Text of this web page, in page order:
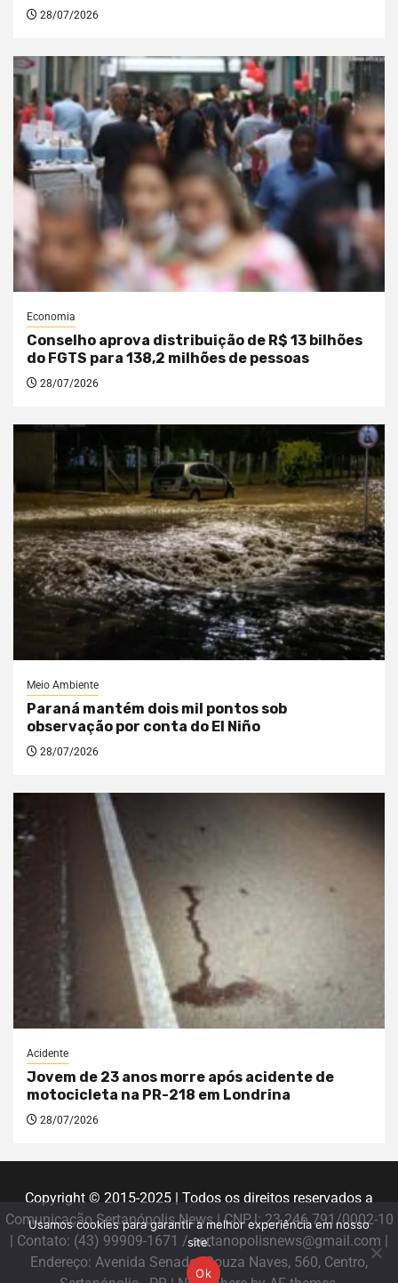
28/07/2026
Economia
Conselho aprova distribuição de R$ 13 bilhões
do FGTS para 138,2 milhões de pessoas
28/07/2026
Meio Ambiente
Paraná mantém dois mil pontos sob
observação por conta do El Niño
28/07/2026
Acidente
Jovem de 23 anos morre após acidente de
motocicleta na PR-218 em Londrina
28/07/2026
Copyright © 2015-2025 | Todos os direitos reservados a
Comunicação Sertanópolis News | CNPJ: 23.246.791/0002-10
| Contato: (43) 99909-1671 / sertanopolisnews@gmail.com |
Endereço: Avenida Senador Souza Naves, 560, Centro,
Usamos cookies para garantir a melhor experiência em nosso
site.
Ok